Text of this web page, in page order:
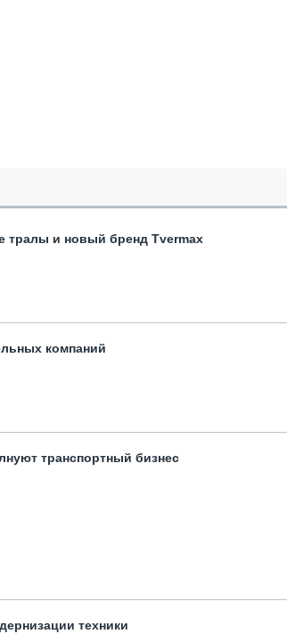
тралы и новый бренд Tvermax
компаний
транспортный бизнес
техники